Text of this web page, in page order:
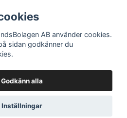
SmålandsBolagen
AB
AB använder cookies.
sidan godkänner du
Godkänn alla
Inställningar